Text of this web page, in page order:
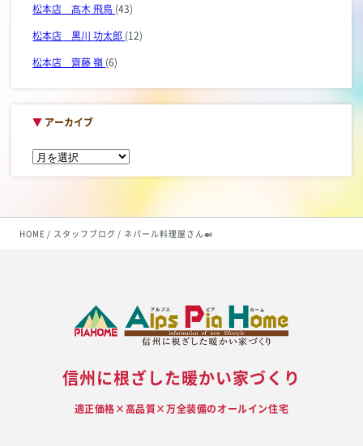
HOME スタッフブログ ネパール料理屋さん🍛
松本店 髙木 飛鳥 (43)
松本店 黒川 功太郎 (12)
松本店 齋藤 嶺 (6)
▼ アーカイブ
信州に根ざした暖かい家づくり
適正価格×高品質×万全装備のオールイン住宅